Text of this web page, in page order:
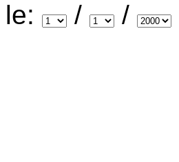
le: / /